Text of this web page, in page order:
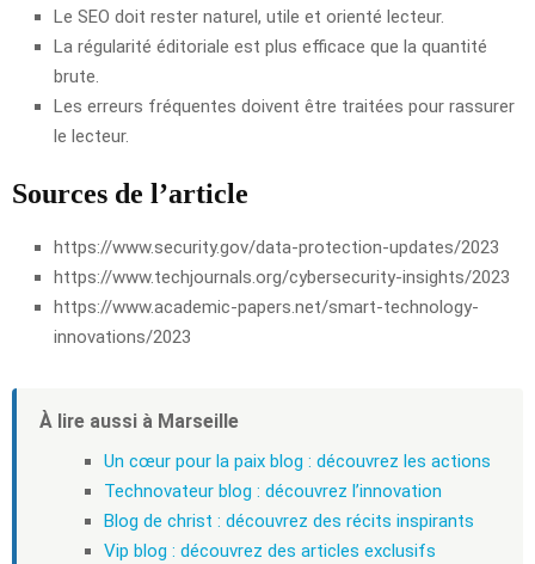
Le SEO doit rester naturel, utile et orienté lecteur.
La régularité éditoriale est plus efficace que la quantité
brute.
Les erreurs fréquentes doivent être traitées pour rassurer
le lecteur.
Sources de l’article
https://www.security.gov/data-protection-updates/2023
https://www.techjournals.org/cybersecurity-insights/2023
https://www.academic-papers.net/smart-technology-
innovations/2023
À lire aussi à Marseille
Un cœur pour la paix blog : découvrez les actions
Technovateur blog : découvrez l’innovation
Blog de christ : découvrez des récits inspirants
Vip blog : découvrez des articles exclusifs